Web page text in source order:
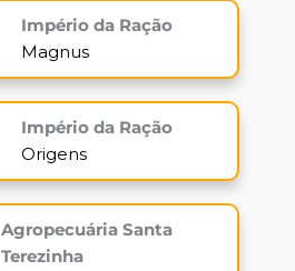
Império da Ração
Magnus
Império da Ração
Origens
Agropecuária Santa
Terezinha